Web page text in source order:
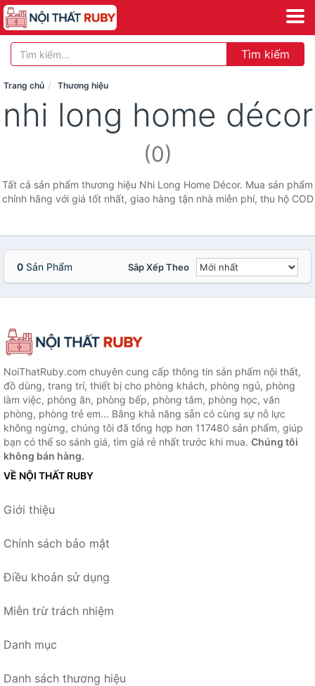
Tìm kiếm
Trang chủ Thương hiệu
nhi long home décor
(0)
Tất cả sản phẩm thương hiệu Nhi Long Home Décor. Mua sản phẩm
chính hãng với giá tốt nhất, giao hàng tận nhà miễn phí, thu hộ COD
0 Sản Phẩm Sắp Xếp Theo
NoiThatRuby.com chuyên cung cấp thông tin sản phẩm nội thất,
đồ dùng, trang trí, thiết bị cho phòng khách, phòng ngủ, phòng
làm việc, phòng ăn, phòng bếp, phòng tắm, phòng học, văn
phòng, phòng trẻ em... Bằng khả năng sẵn có cùng sự nỗ lực
không ngừng, chúng tôi đã tổng hợp hơn 117480 sản phẩm, giúp
bạn có thể so sánh giá, tìm giá rẻ nhất trước khi mua. Chúng tôi
không bán hàng.
VỀ NỘI THẤT RUBY
Giới thiệu
Chính sách bảo mật
Điều khoản sử dụng
Miễn trừ trách nhiệm
Danh mục
Danh sách thương hiệu